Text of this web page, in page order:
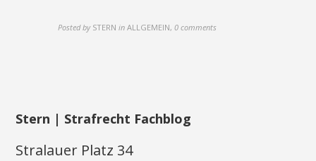
Posted by STERN in ALLGEMEIN,0 comments
Stern | Strafrecht Fachblog
Stralauer Platz 34